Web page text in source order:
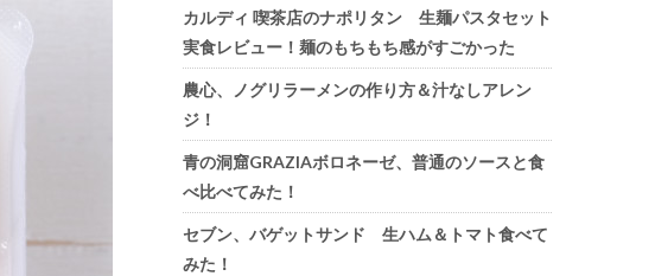
カルディ 喫茶店のナポリタン 生麺パスタセット
実食レビュー！麺のもちもち感がすごかった
農心、ノグリラーメンの作り方＆汁なしアレン
ジ！
青の洞窟GRAZIAボロネーゼ、普通のソースと食
べ比べてみた！
セブン、バゲットサンド 生ハム＆トマト食べて
みた！